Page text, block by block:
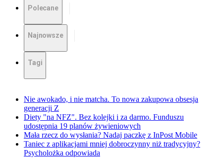
Polecane
Najnowsze
Tagi
Nie awokado, i nie matcha. To nowa zakupowa obsesja
generacji Z
Diety "na NFZ". Bez kolejki i za darmo. Funduszu
udostępnia 19 planów żywieniowych
Mała rzecz do wysłania? Nadaj paczkę z InPost Mobile
Taniec z aplikacjami mniej dobroczynny niż tradycyjny?
Psycholożka odpowiada